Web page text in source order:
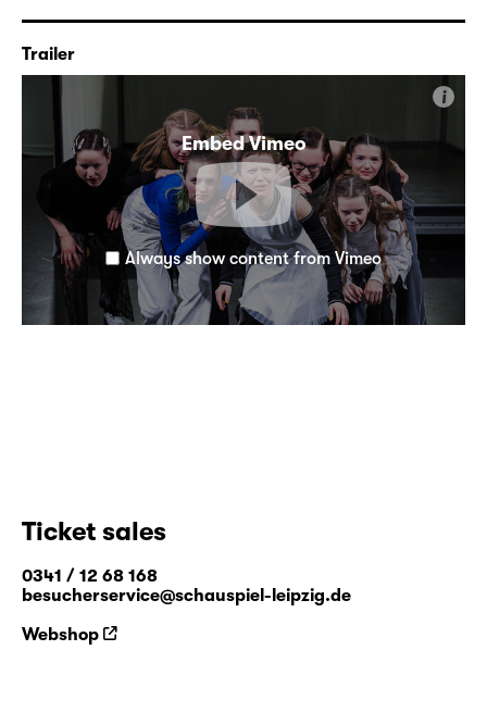
Trailer
Embed Vimeo
i
Always show content from Vimeo
Ticket sales
0341 / 12 68 168
besucherservice@schauspiel-leipzig.de
Webshop